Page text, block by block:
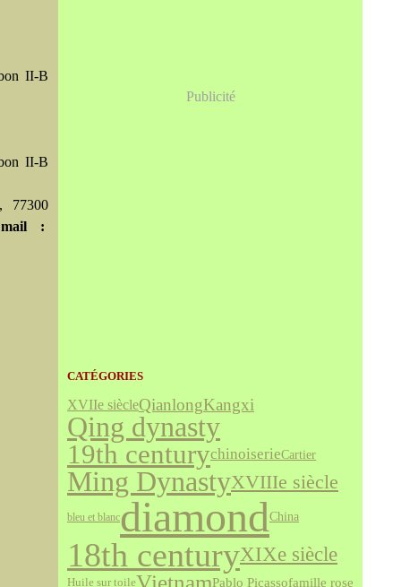
II-B
II-B
77300
:
Publicité
CATÉGORIES
XVIIe siècleQianlongKangxi
Qing dynasty
19th centurychinoiserieCartier
Ming DynastyXVIIIe siècle
bleu et blancdiamondChina
18th centuryXIXe siècle
Huile sur toileVietnamPablo Picassofamille rose